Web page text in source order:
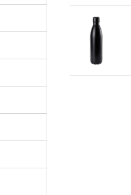
ou le
pour
La
remplie à